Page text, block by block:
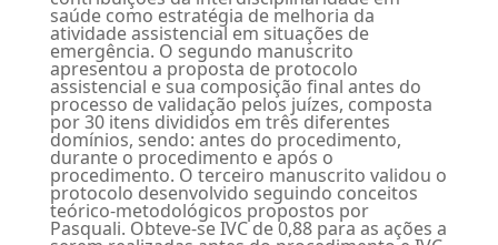
saúde como estratégia de melhoria da
atividade assistencial em situações de
emergência. O segundo manuscrito
apresentou a proposta de protocolo
assistencial e sua composição final antes do
processo de validação pelos juízes, composta
por 30 itens divididos em três diferentes
domínios, sendo: antes do procedimento,
durante o procedimento e após o
procedimento. O terceiro manuscrito validou o
protocolo desenvolvido seguindo conceitos
teórico-metodológicos propostos por
Pasquali. Obteve-se IVC de 0,88 para as ações a